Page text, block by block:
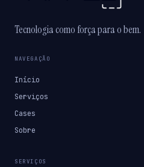
Tecnologia como força para o bem.
NAVEGAÇÃO
Início
Serviços
Cases
Sobre
SERVIÇOS